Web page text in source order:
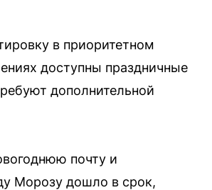
в приоритетном
доступны праздничные
дополнительной
почту и
Морозу дошло в срок,